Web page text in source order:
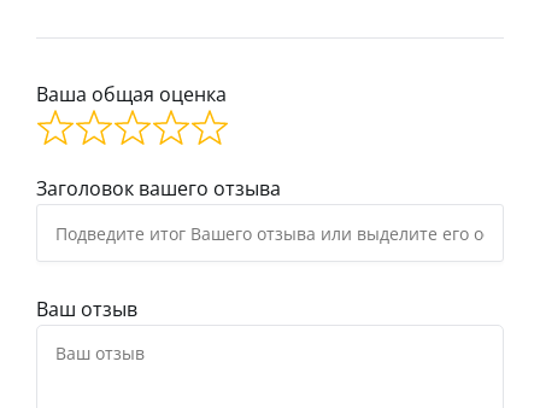
Ваша общая оценка
Заголовок вашего отзыва
Ваш отзыв